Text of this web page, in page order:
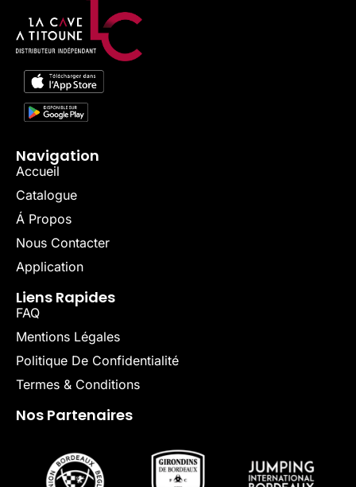
Navigation
Accueil
Catalogue
Á Propos
Nous Contacter
Application
Liens Rapides
FAQ
Mentions Légales
Politique De Confidentialité
Termes & Conditions
Nos Partenaires